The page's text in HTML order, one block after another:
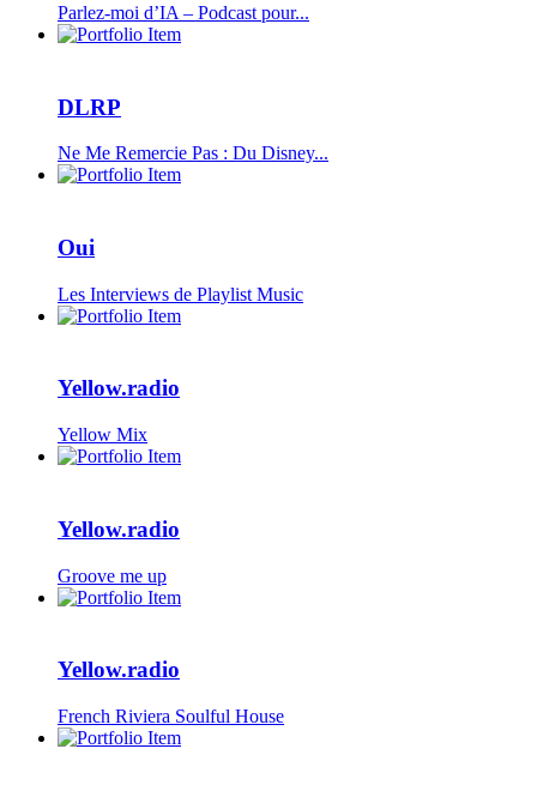
Parlez-moi d’IA – Podcast pour...
DLRP
Ne Me Remercie Pas : Du Disney...
Oui
Les Interviews de Playlist Music
Yellow.radio
Yellow Mix
Yellow.radio
Groove me up
Yellow.radio
French Riviera Soulful House